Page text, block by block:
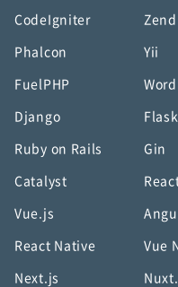
CodeIgniter
Phalcon Yii
FuelPHP
Django Flask
Ruby on Rails Gin
Catalyst
Vue.js
React Native Vue
Next.js